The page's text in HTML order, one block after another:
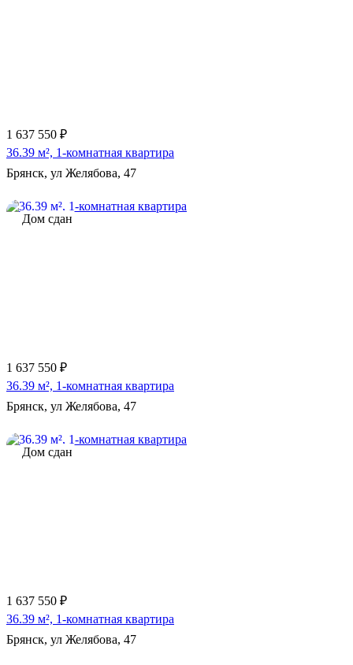
1 637 550 ₽
36.39 м², 1-комнатная квартира
Брянск, ул Желябова, 47
Дом сдан
1 637 550 ₽
36.39 м², 1-комнатная квартира
Брянск, ул Желябова, 47
Дом сдан
1 637 550 ₽
36.39 м², 1-комнатная квартира
Брянск, ул Желябова, 47